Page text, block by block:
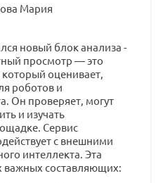
Мария
новый блок анализа -
просмотр — это
оценивает,
роботов и
Он проверяет, могут
и изучать
Сервис
с внешними
интеллекта. Эта
важных составляющих: